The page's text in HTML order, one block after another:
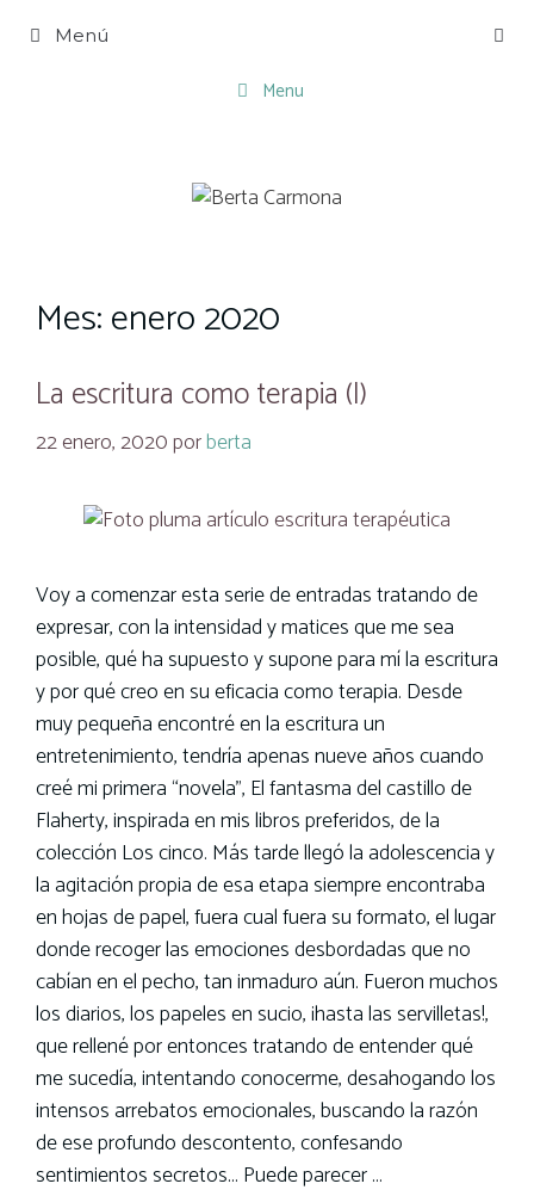
Menú
Menu
Mes:enero 2020
La escritura como terapia (I)
22 enero, 2020porberta
Voy a comenzar esta serie de entradas tratando de
expresar, con la intensidad y matices que me sea
posible, qué ha supuesto y supone para mí la escritura
y por qué creo en su eficacia como terapia. Desde
muy pequeña encontré en la escritura un
entretenimiento, tendría apenas nueve años cuando
creé mi primera “novela”, El fantasma del castillo de
Flaherty, inspirada en mis libros preferidos, de la
colección Los cinco. Más tarde llegó la adolescencia y
la agitación propia de esa etapa siempre encontraba
en hojas de papel, fuera cual fuera su formato, el lugar
donde recoger las emociones desbordadas que no
cabían en el pecho, tan inmaduro aún. Fueron muchos
los diarios, los papeles en sucio, ¡hasta las servilletas!,
que rellené por entonces tratando de entender qué
me sucedía, intentando conocerme, desahogando los
intensos arrebatos emocionales, buscando la razón
de ese profundo descontento, confesando
sentimientos secretos… Puede parecer …